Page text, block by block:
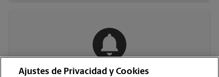
Ajustes de Privacidad y Cookies